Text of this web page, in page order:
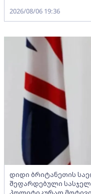
2026/08/06 19:36
დიდი ბრიტანეთის
შეფარდებული